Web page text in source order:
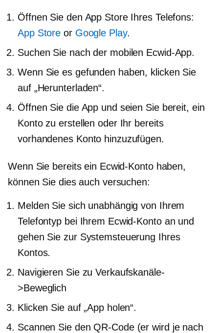
Öffnen Sie den App Store Ihres Telefons:
App Store or Google Play.
Suchen Sie nach der mobilen Ecwid-App.
Wenn Sie es gefunden haben, klicken Sie
auf „Herunterladen“.
Öffnen Sie die App und seien Sie bereit, ein
Konto zu erstellen oder Ihr bereits
vorhandenes Konto hinzuzufügen.
Wenn Sie bereits ein Ecwid-Konto haben,
können Sie dies auch versuchen:
Melden Sie sich unabhängig von Ihrem
Telefontyp bei Ihrem Ecwid-Konto an und
gehen Sie zur Systemsteuerung Ihres
Kontos.
Navigieren Sie zu Verkaufskanäle-
>Beweglich
Klicken Sie auf „App holen“.
Scannen Sie den QR-Code (er wird je nach